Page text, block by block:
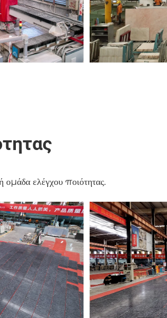
ομάδα ελέγχου ποιότητας.